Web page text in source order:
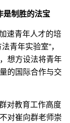
是制胜的法宝
速青年人才的培
青年实验室”，
想方设法将青年
的国际合作与交
对教育工作高度
对崔向群老师崇